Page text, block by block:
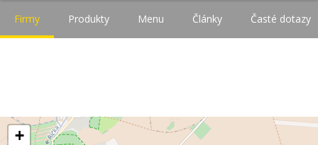
Firmy Produkty Menu Články Časté dotazy
+